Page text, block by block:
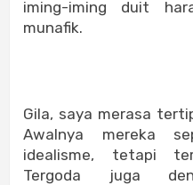
iming-iming duit
munafik.
Gila, saya merasa
Awalnya mereka
idealisme, tetapi
Tergoda juga